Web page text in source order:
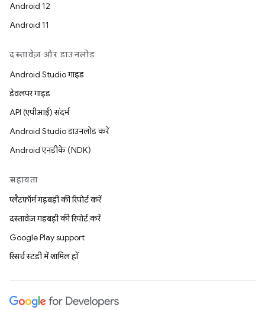
Android 12
Android 11
दस्तावेज़ और डाउनलोड
Android Studio गाइड
डेवलपर गाइड
API (एपीआई) संदर्भ
Android Studio डाउनलोड करें
Android एनडीके (NDK)
सहायता
प्लैटफ़ॉर्म गड़बड़ी की रिपोर्ट करें
दस्तावेज़ गड़बड़ी की रिपोर्ट करें
Google Play support
रिसर्च स्टडी में शामिल हों